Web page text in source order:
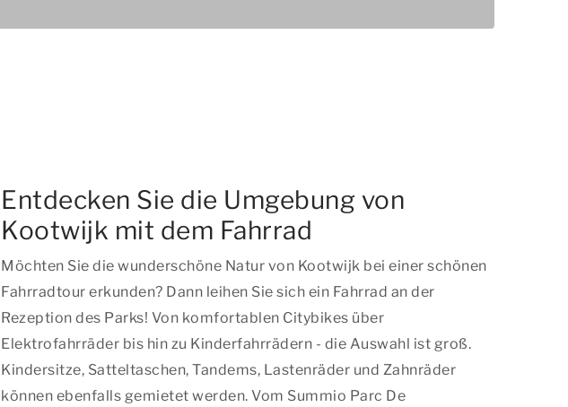
Entdecken Sie die Umgebung von
Kootwijk mit dem Fahrrad
Möchten Sie die wunderschöne Natur von Kootwijk bei einer schönen
Fahrradtour erkunden? Dann leihen Sie sich ein Fahrrad an der
Rezeption des Parks! Von komfortablen Citybikes über
Elektrofahrräder bis hin zu Kinderfahrrädern - die Auswahl ist groß.
Kindersitze, Satteltaschen, Tandems, Lastenräder und Zahnräder
können ebenfalls gemietet werden. Vom Summio Parc De